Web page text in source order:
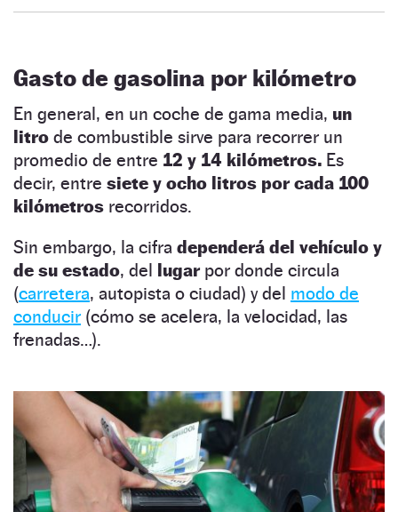
Gasto de gasolina por kilómetro
En general, en un coche de gama media, un
litro de combustible sirve para recorrer un
promedio de entre 12 y 14 kilómetros. Es
decir, entre siete y ocho litros por cada 100
kilómetros recorridos.
Sin embargo, la cifra dependerá del vehículo y
de su estado, del lugar por donde circula
(carretera, autopista o ciudad) y del modo de
conducir (cómo se acelera, la velocidad, las
frenadas…).